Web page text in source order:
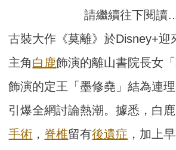
請繼續往下閱讀
古裝大作《莫離》於Disney+迎
主角白鹿飾演的離山書院長女
飾演的定王「墨修堯」結為連
引爆全網討論熱潮。據悉，白
手術 ， 脊椎留有後遺症 ，加上